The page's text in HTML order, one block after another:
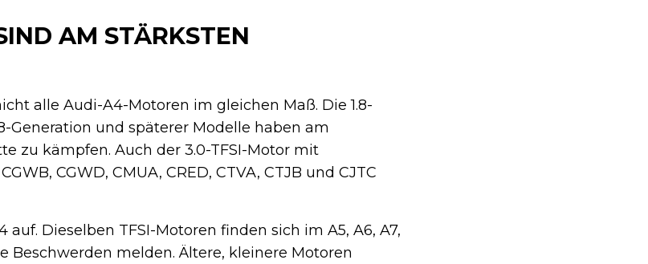
AM STÄRKSTEN
alle Audi-A4-Motoren im gleichen Maß. Die 1.8-
Generation und späterer Modelle haben am
zu kämpfen. Auch der 3.0-TFSI-Motor mit
CGWD, CMUA, CRED, CTVA, CTJB und CJTC
Dieselben TFSI-Motoren finden sich im A5, A6, A7,
Beschwerden melden. Ältere, kleinere Motoren